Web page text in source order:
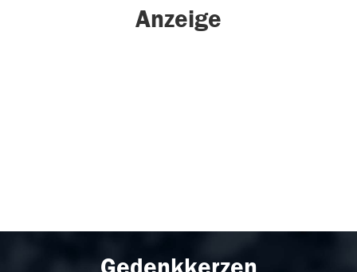
Anzeige